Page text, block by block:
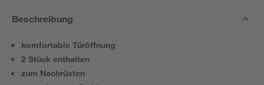
Beschreibung
komfortable Türöffnung
2 Stück enthalten
zum Nachrüsten